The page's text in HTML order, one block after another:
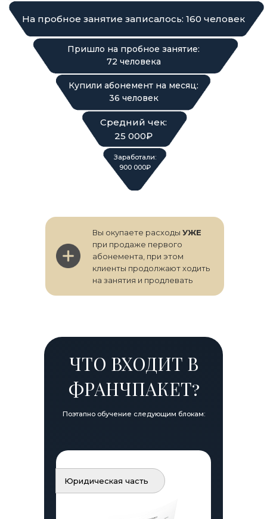
На пробное занятие записалось: 160 человек
Пришло на пробное занятие:
72 человека
Купили абонемент на месяц:
36 человек
Средний чек:
25 000₽
Заработали:
900 000₽
Вы окупаете расходы УЖЕ
при продаже первого
абонемента, при этом
клиенты продолжают ходить
на занятия и продлевать
ЧТО ВХОДИТ В
ФРАНЧПАКЕТ?
Поэтапно обучение следующим блокам:
Юридическая часть